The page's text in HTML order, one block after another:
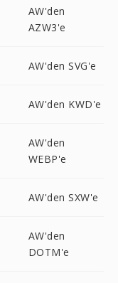
AW'den
AZW3'e
AW'den SVG'e
AW'den KWD'e
AW'den
WEBP'e
AW'den SXW'e
AW'den
DOTM'e